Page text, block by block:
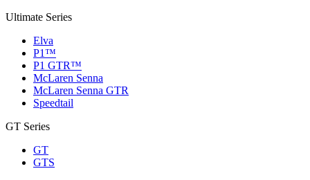
Ultimate Series
Elva
P1™
P1 GTR™
McLaren Senna
McLaren Senna GTR
Speedtail
GT Series
GT
GTS